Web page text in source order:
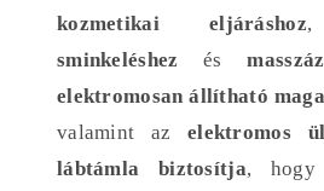
kozmetikai eljáráshoz
sminkeléshez és
elektromosan állítható
valamint azelektromos
lábtámla biztosítja, hogy